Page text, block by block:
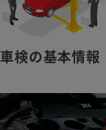
車検の基本情報